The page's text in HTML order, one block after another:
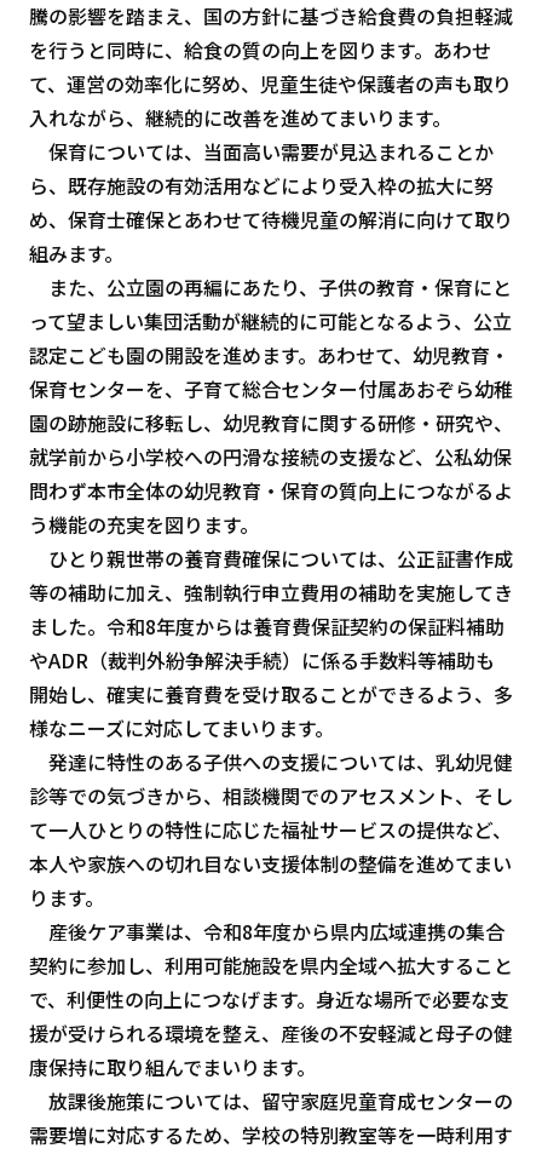
騰の影響を踏まえ、国の方針に基づき給食費の負担軽減
を行うと同時に、給食の質の向上を図ります。あわせ
て、運営の効率化に努め、児童生徒や保護者の声も取り
入れながら、継続的に改善を進めてまいります。
保育については、当面高い需要が見込まれることか
ら、既存施設の有効活用などにより受入枠の拡大に努
め、保育士確保とあわせて待機児童の解消に向けて取り
組みます。
また、公立園の再編にあたり、子供の教育・保育にと
って望ましい集団活動が継続的に可能となるよう、公立
認定こども園の開設を進めます。あわせて、幼児教育・
保育センターを、子育て総合センター付属あおぞら幼稚
園の跡施設に移転し、幼児教育に関する研修・研究や、
就学前から小学校への円滑な接続の支援など、公私幼保
問わず本市全体の幼児教育・保育の質向上につながるよ
う機能の充実を図ります。
ひとり親世帯の養育費確保については、公正証書作成
等の補助に加え、強制執行申立費用の補助を実施してき
ました。令和8年度からは養育費保証契約の保証料補助
やADR（裁判外紛争解決手続）に係る手数料等補助も
開始し、確実に養育費を受け取ることができるよう、多
様なニーズに対応してまいります。
発達に特性のある子供への支援については、乳幼児健
診等での気づきから、相談機関でのアセスメント、そし
て一人ひとりの特性に応じた福祉サービスの提供など、
本人や家族への切れ目ない支援体制の整備を進めてまい
ります。
産後ケア事業は、令和8年度から県内広域連携の集合
契約に参加し、利用可能施設を県内全域へ拡大すること
で、利便性の向上につなげます。身近な場所で必要な支
援が受けられる環境を整え、産後の不安軽減と母子の健
康保持に取り組んでまいります。
放課後施策については、留守家庭児童育成センターの
需要増に対応するため、学校の特別教室等を一時利用す